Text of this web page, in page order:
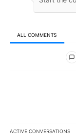
ALL COMMENTS
All Comments
ACTIVE CONVERSATIONS